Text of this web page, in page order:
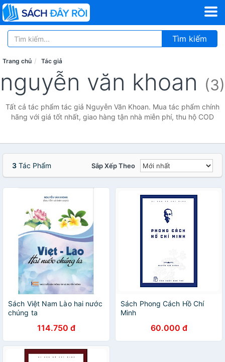
Tìm kiếm
Trang chủ Tác giả
nguyễn văn khoan (3)
Tất cả tác phẩm tác giả Nguyễn Văn Khoan. Mua tác phẩm chính
hãng với giá tốt nhất, giao hàng tận nhà miễn phí, thu hộ COD
3 Tác Phẩm Sắp Xếp Theo
Sách Việt Nam Lào hai nước
chúng ta
114.750 đ
Sách Phong Cách Hồ Chí
Minh
60.000 đ